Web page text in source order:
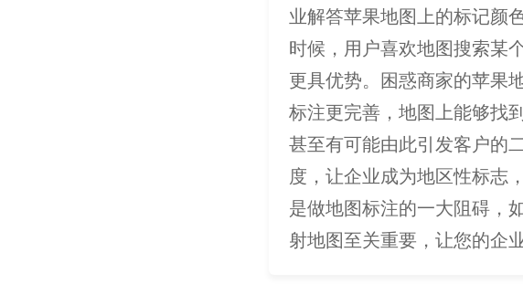
业解答苹果地图上的标记颜
时候，用户喜欢地图搜索某
更具优势。困惑商家的苹果
标注更完善，地图上能够找
甚至有可能由此引发客户的
度，让企业成为地区性标志
是做地图标注的一大阻碍，
射地图至关重要，让您的企